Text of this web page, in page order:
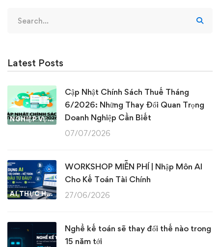
for:
Latest Posts
NGHIỆP VỤ KẾ TOÁN & THUẾ
Cập Nhật Chính Sách Thuế Tháng
6/2026: Những Thay Đổi Quan Trọng
Doanh Nghiệp Cần Biết
07/07/2026
AI THỰC HÀNH
WORKSHOP MIỄN PHÍ | Nhập Môn AI
Cho Kế Toán Tài Chính
27/06/2026
Nghề kế toán sẽ thay đổi thế nào trong
15 năm tới